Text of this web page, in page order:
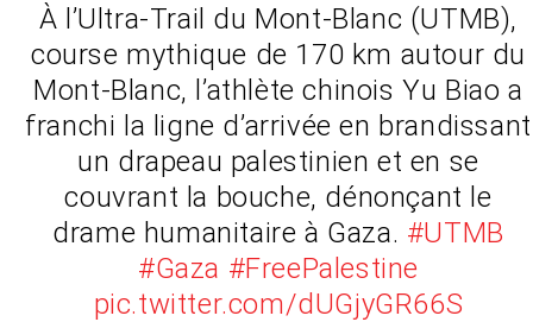
À l’Ultra-Trail du Mont-Blanc (UTMB),
course mythique de 170 km autour du
Mont-Blanc, l’athlète chinois Yu Biao a
franchi la ligne d’arrivée en brandissant
un drapeau palestinien et en se
couvrant la bouche, dénonçant le
drame humanitaire à Gaza. #UTMB
#Gaza #FreePalestine
pic.twitter.com/dUGjyGR66S